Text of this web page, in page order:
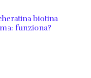
biotina
funziona?